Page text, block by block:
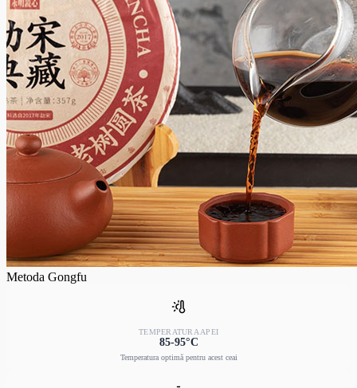
Metoda Gongfu
TEMPERATURA APEI
85-95°C
Temperatura optimă pentru acest ceai